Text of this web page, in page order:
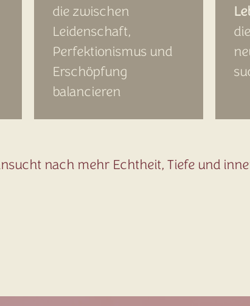
die zwischen
Leidenschaft,
Perfektionismus und
Erschöpfung
balancieren
nach mehr Echtheit, Tiefe und